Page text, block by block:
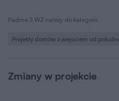
Padme 3 WZ należy do kategorii:
Projekty domów z wejściem od
Zmiany w projekcie